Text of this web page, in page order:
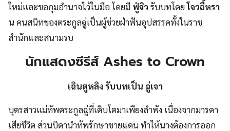
ใหม่และขอกุมอำนาจไว้ในมือ โดยมี ฟู่จิว รับบทโดยโจวอี้หรา
น คนสนิทของตระกูลฉู่เป็นผู้ช่วยฝ่าฟันอุปสรรคทั้งในราช
สำนักและสนามรบ
นักแสดงซีรีส์ Ashes to Crown
เฉินตูหลิง รับบทเป็น ฉู่เจา
บุตรสาวแม่ทัพตระกูลฉู่ที่เติบโตมาเพียงลำพัง เนื่องจากมารดา
เสียชีวิต ส่วนบิดานำทัพรักษาชายแดน ทำให้นางต้องการออก